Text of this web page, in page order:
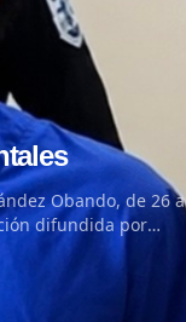
Obando, de 26
difundida por